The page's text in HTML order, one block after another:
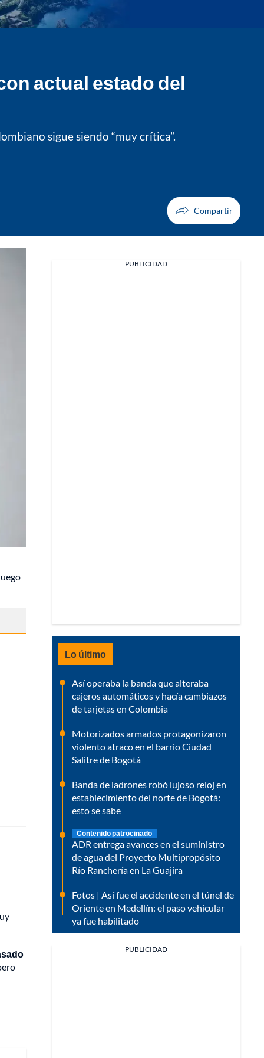
actual estado del
sigue siendo “muy crítica”.
PUBLICIDAD
Lo último
Así operaba la banda que alteraba
cajeros automáticos y hacía cambiazos
de tarjetas en Colombia
Motorizados armados protagonizaron
violento atraco en el barrio Ciudad
Salitre de Bogotá
Banda de ladrones robó lujoso reloj en
establecimiento del norte de Bogotá:
esto se sabe
Contenido patrocinado
ADR entrega avances en el suministro
de agua del Proyecto Multipropósito
Río Ranchería en La Guajira
Fotos | Así fue el accidente en el túnel de
Oriente en Medellín: el paso vehicular
ya fue habilitado
PUBLICIDAD